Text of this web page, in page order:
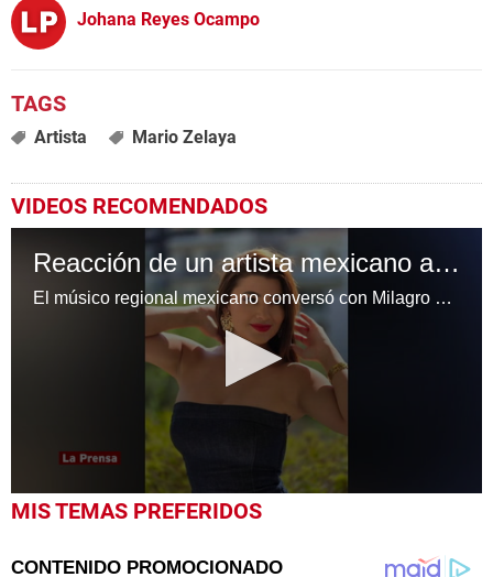
Johana Reyes Ocampo
Artista Mario Zelaya
VIDEOS RECOMENDADOS
Reacción de un artista mexicano a la música de Milagro Flores
El músico regional mexicano conversó con Milagro Flores y escuchó su música; esta fue su reacción
0
seconds
minute,
MIS TEMAS PREFERIDOS